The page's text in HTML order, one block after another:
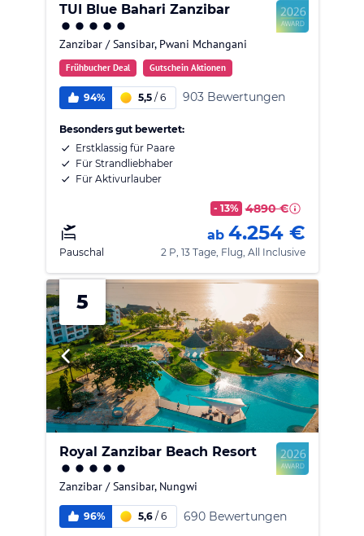
TUI Blue Bahari Zanzibar
Zanzibar / Sansibar, Pwani Mchangani
Frühbucher Deal Gutschein Aktionen
94% 5,5/ 6 903 Bewertungen
Besonders gut bewertet:
Erstklassig für Paare
Für Strandliebhaber
Für Aktivurlauber
- 13% 4890 €
Pauschal
ab 4.254 €
2 P, 13 Tage, Flug, All Inclusive
5
Royal Zanzibar Beach Resort
Zanzibar / Sansibar, Nungwi
96% 5,6/ 6 690 Bewertungen